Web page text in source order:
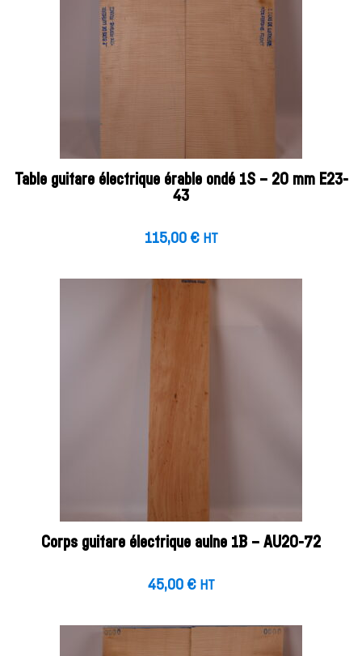
Table guitare électrique érable ondé 1S – 20 mm E23-
43
115,00 € HT
Corps guitare électrique aulne 1B – AU20-72
45,00 € HT